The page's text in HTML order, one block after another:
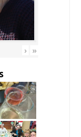
› »